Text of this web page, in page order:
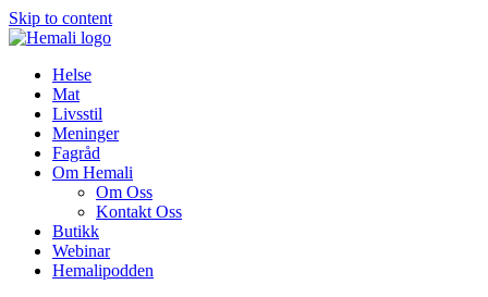
Skip to content
Helse
Mat
Livsstil
Meninger
Fagråd
Om Hemali
Om Oss
Kontakt Oss
Butikk
Webinar
Hemalipodden